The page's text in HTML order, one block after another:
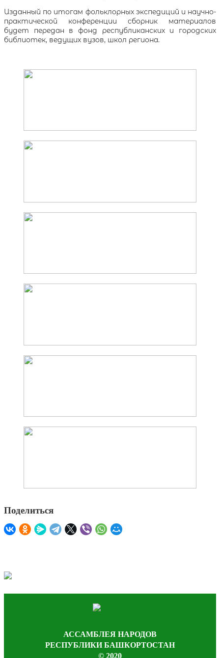
Изданный по итогам фольклорных экспедиций и научно-
практической конференции сборник материалов
будет передан в фонд республиканских и городских
библиотек, ведущих вузов, школ региона.
Поделиться
АССАМБЛЕЯ НАРОДОВ
РЕСПУБЛИКИ БАШКОРТОСТАН
© 2020